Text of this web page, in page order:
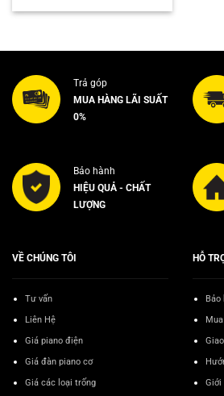
Trả góp
MUA HÀNG LÃI SUẤT
0%
Bảo hành
HIỆU QUẢ - CHẤT
LƯỢNG
VỀ CHÚNG TÔI
Tư vấn
Liên Hệ
Giá piano điện
Giá đàn piano cơ
Giá các loại trống
HỖ
Bảo
Giới